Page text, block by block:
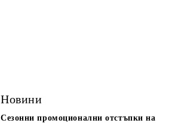
Новини
Сезонни промоционални отстъпки на